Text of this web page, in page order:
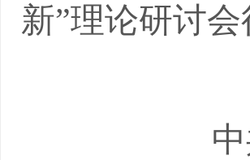
新”理论研讨